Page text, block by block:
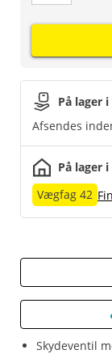
Skydeventil
På lager
Afsendes
På lager
Vægfag 42